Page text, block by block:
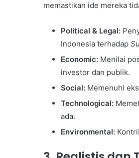
memastikan ide mereka
Political & Legal:
Indonesia terhadap
Economic: Menilai
investor dan publik.
Social: Memenuhi
Technological:
ada.
Environmental: